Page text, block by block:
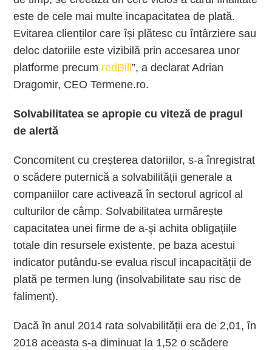
este de cele mai multe incapacitatea de plată.
Evitarea clienților care își plătesc cu întârziere sau
deloc datoriile este vizibilă prin accesarea unor
platforme precum redBill”, a declarat Adrian
Dragomir, CEO Termene.ro.
Solvabilitatea se apropie cu viteză de pragul
de alertă
Concomitent cu creșterea datoriilor, s-a înregistrat
o scădere puternică a solvabilității generale a
companiilor care activează în sectorul agricol al
culturilor de câmp. Solvabilitatea urmărește
capacitatea unei firme de a-şi achita obligațiile
totale din resursele existente, pe baza acestui
indicator putându-se evalua riscul incapacității de
plată pe termen lung (insolvabilitate sau risc de
faliment).
Dacă în anul 2014 rata solvabilității era de 2,01, în
2018 aceasta s-a diminuat la 1,52 o scădere